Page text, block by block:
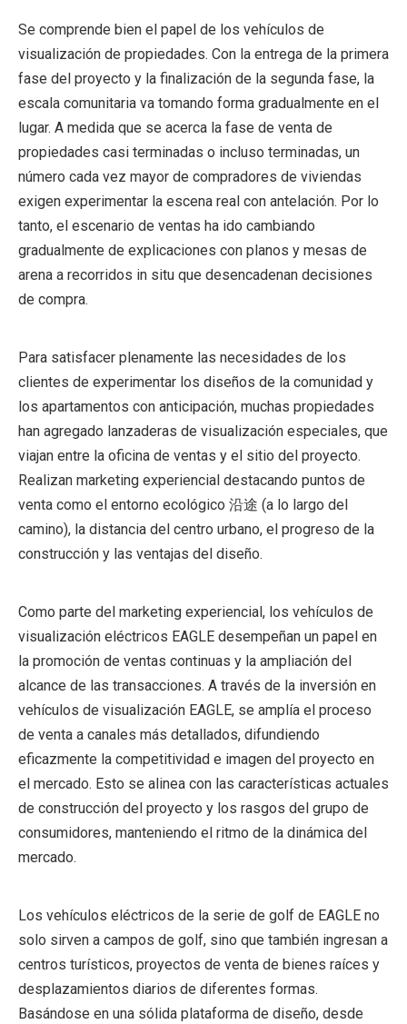
Se comprende bien el papel de los vehículos de
visualización de propiedades. Con la entrega de la primera
fase del proyecto y la finalización de la segunda fase, la
escala comunitaria va tomando forma gradualmente en el
lugar. A medida que se acerca la fase de venta de
propiedades casi terminadas o incluso terminadas, un
número cada vez mayor de compradores de viviendas
exigen experimentar la escena real con antelación. Por lo
tanto, el escenario de ventas ha ido cambiando
gradualmente de explicaciones con planos y mesas de
arena a recorridos in situ que desencadenan decisiones
de compra.
Para satisfacer plenamente las necesidades de los
clientes de experimentar los diseños de la comunidad y
los apartamentos con anticipación, muchas propiedades
han agregado lanzaderas de visualización especiales, que
viajan entre la oficina de ventas y el sitio del proyecto.
Realizan marketing experiencial destacando puntos de
venta como el entorno ecológico 沿途 (a lo largo del
camino), la distancia del centro urbano, el progreso de la
construcción y las ventajas del diseño.
Como parte del marketing experiencial, los vehículos de
visualización eléctricos EAGLE desempeñan un papel en
la promoción de ventas continuas y la ampliación del
alcance de las transacciones. A través de la inversión en
vehículos de visualización EAGLE, se amplía el proceso
de venta a canales más detallados, difundiendo
eficazmente la competitividad e imagen del proyecto en
el mercado. Esto se alinea con las características actuales
de construcción del proyecto y los rasgos del grupo de
consumidores, manteniendo el ritmo de la dinámica del
mercado.
Los vehículos eléctricos de la serie de golf de EAGLE no
solo sirven a campos de golf, sino que también ingresan a
centros turísticos, proyectos de venta de bienes raíces y
desplazamientos diarios de diferentes formas.
Basándose en una sólida plataforma de diseño, desde